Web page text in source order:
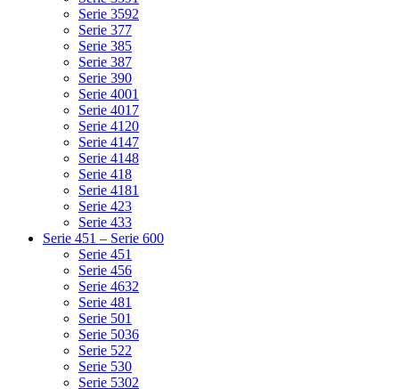
Serie 3592
Serie 377
Serie 385
Serie 387
Serie 390
Serie 4001
Serie 4017
Serie 4120
Serie 4147
Serie 4148
Serie 418
Serie 4181
Serie 423
Serie 433
Serie 451 – Serie 600
Serie 451
Serie 456
Serie 4632
Serie 481
Serie 501
Serie 5036
Serie 522
Serie 530
Serie 5302